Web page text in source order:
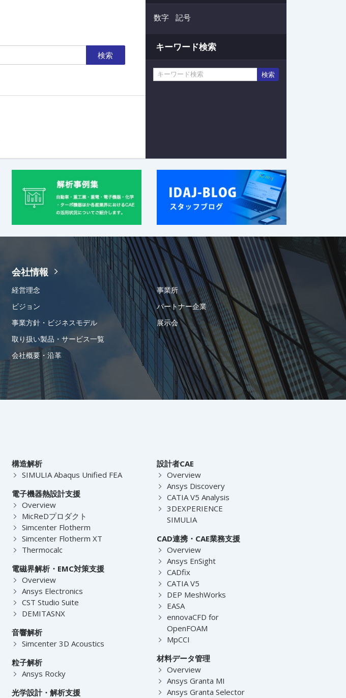
検索
数字 記号
キーワード検索
検索
会社情報
経営理念
ビジョン
事業方針・ビジネスモデル
取り扱い製品・サービス一覧
会社概要・沿革
事業所
パートナー企業
展示会
構造解析
SIMULIA Abaqus Unified FEA
電子機器熱設計支援
Overview
MicReDプロダクト
Simcenter Flotherm
Simcenter Flotherm XT
Thermocalc
電磁界解析・EMC対策支援
Overview
Ansys Electronics
CST Studio Suite
DEMITASNX
音響解析
Simcenter 3D Acoustics
粒子解析
Ansys Rocky
光学設計・解析支援
設計者CAE
Overview
Ansys Discovery
CATIA V5 Analysis
3DEXPERIENCE
SIMULIA
CAD連携・CAE業務支援
Overview
Ansys EnSight
CADfix
CATIA V5
DEP MeshWorks
EASA
ennovaCFD for
OpenFOAM
MpCCI
材料データ管理
Overview
Ansys Granta MI
Ansys Granta Selector